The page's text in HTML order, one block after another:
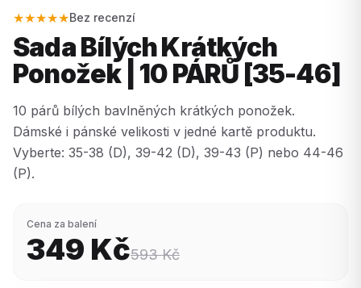
★★★★★Bez recenzí
Sada Bílých Krátkých
Ponožek | 10 PÁRŮ [35-46]
10 párů bílých bavlněných krátkých ponožek.
Dámské i pánské velikosti v jedné kartě produktu.
Vyberte: 35-38 (D), 39-42 (D), 39-43 (P) nebo 44-46
(P).
Cena za balení
349 Kč593Kč